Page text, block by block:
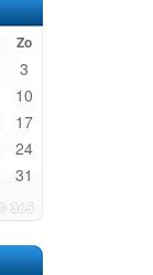
Zo
3
10
17
24
31